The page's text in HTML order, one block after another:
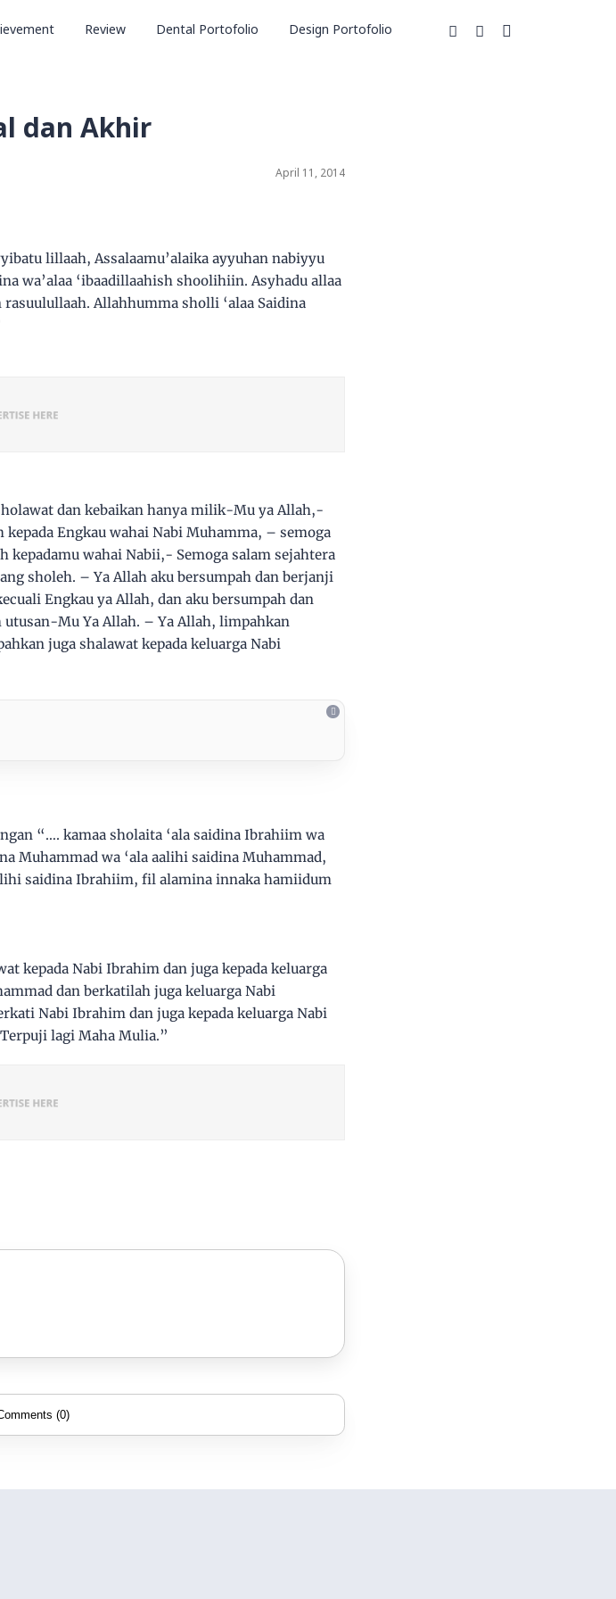
Review Dental Portofolio Design Portofolio
dan Akhir
April 11, 2014
lillaah, Assalaamu’alaika ayyuhan nabiyyu
wa’alaa ‘ibaadillaahish shoolihiin. Asyhadu allaa
Allahhumma sholli ‘alaa Saidina
dan kebaikan hanya milik-Mu ya Allah,-
Engkau wahai Nabi Muhamma, – semoga
wahai Nabii,- Semoga salam sejahtera
sholeh. – Ya Allah aku bersumpah dan berjanji
Engkau ya Allah, dan aku bersumpah dan
Mu Ya Allah. – Ya Allah, limpahkan
juga shalawat kepada keluarga Nabi
“…. kamaa sholaita ‘ala saidina Ibrahiim wa
Muhammad wa ‘ala aalihi saidina Muhammad,
saidina Ibrahiim, fil alamina innaka hamiidum
kepada Nabi Ibrahim dan juga kepada keluarga
dan berkatilah juga keluarga Nabi
Nabi Ibrahim dan juga kepada keluarga Nabi
lagi Maha Mulia.”
(0)